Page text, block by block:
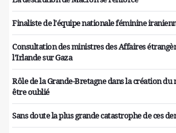
Finaliste de l'équipe nationale féminine
Consultation des ministres des Affaires
l'Irlande sur Gaza
Rôle de la Grande-Bretagne dans la création
être oublié
Sans doute la plus grande catastrophe de ces